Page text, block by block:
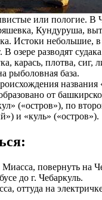
или пологие. В
Кундуруша,
Истоки небольшие,
В озере разводят
карась, плотва, сиг,
рыболовная база.
названия
от
(«остров»), по
и «куль» («остров»).
повернуть на
до г. Чебаркуль.
оттуда на